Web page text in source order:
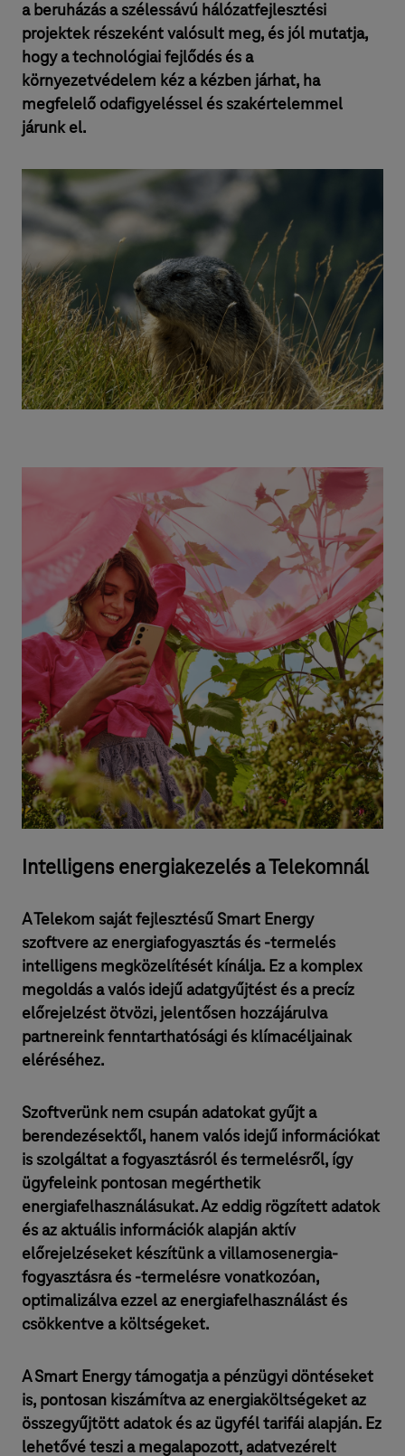
a beruházás a szélessávú hálózatfejlesztési
projektek részeként valósult meg, és jól mutatja,
hogy a technológiai fejlődés és a
környezetvédelem kéz a kézben járhat, ha
megfelelő odafigyeléssel és szakértelemmel
járunk el.
Intelligens energiakezelés a Telekomnál
A Telekom saját fejlesztésű Smart Energy
szoftvere az energiafogyasztás és -termelés
intelligens megközelítését kínálja. Ez a komplex
megoldás a valós idejű adatgyűjtést és a precíz
előrejelzést ötvözi, jelentősen hozzájárulva
partnereink fenntarthatósági és klímacéljainak
eléréséhez.
Szoftverünk nem csupán adatokat gyűjt a
berendezésektől, hanem valós idejű információkat
is szolgáltat a fogyasztásról és termelésről, így
ügyfeleink pontosan megérthetik
energiafelhasználásukat. Az eddig rögzített adatok
és az aktuális információk alapján aktív
előrejelzéseket készítünk a villamosenergia-
fogyasztásra és -termelésre vonatkozóan,
optimalizálva ezzel az energiafelhasználást és
csökkentve a költségeket.
A Smart Energy támogatja a pénzügyi döntéseket
is, pontosan kiszámítva az energiaköltségeket az
összegyűjtött adatok és az ügyfél tarifái alapján. Ez
lehetővé teszi a megalapozott, adatvezérelt